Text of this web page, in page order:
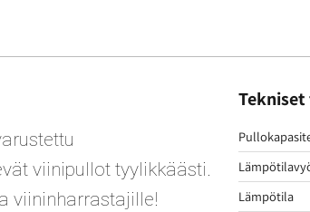
viinipullot tyylikkäästi.
viininharrastajille!
Lämpötila